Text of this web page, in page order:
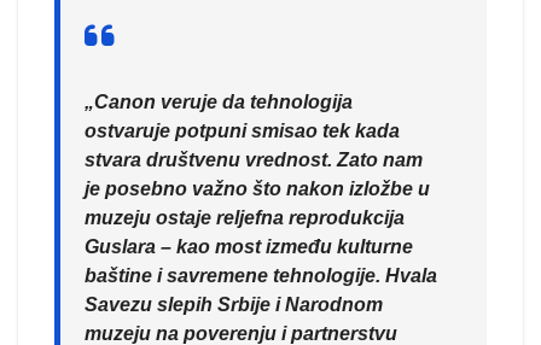
„Canon veruje da tehnologija
ostvaruje potpuni smisao tek kada
stvara društvenu vrednost. Zato nam
je posebno važno što nakon izložbe u
muzeju ostaje reljefna reprodukcija
Guslara – kao most između kulturne
baštine i savremene tehnologije. Hvala
Savezu slepih Srbije i Narodnom
muzeju na poverenju i partnerstvu